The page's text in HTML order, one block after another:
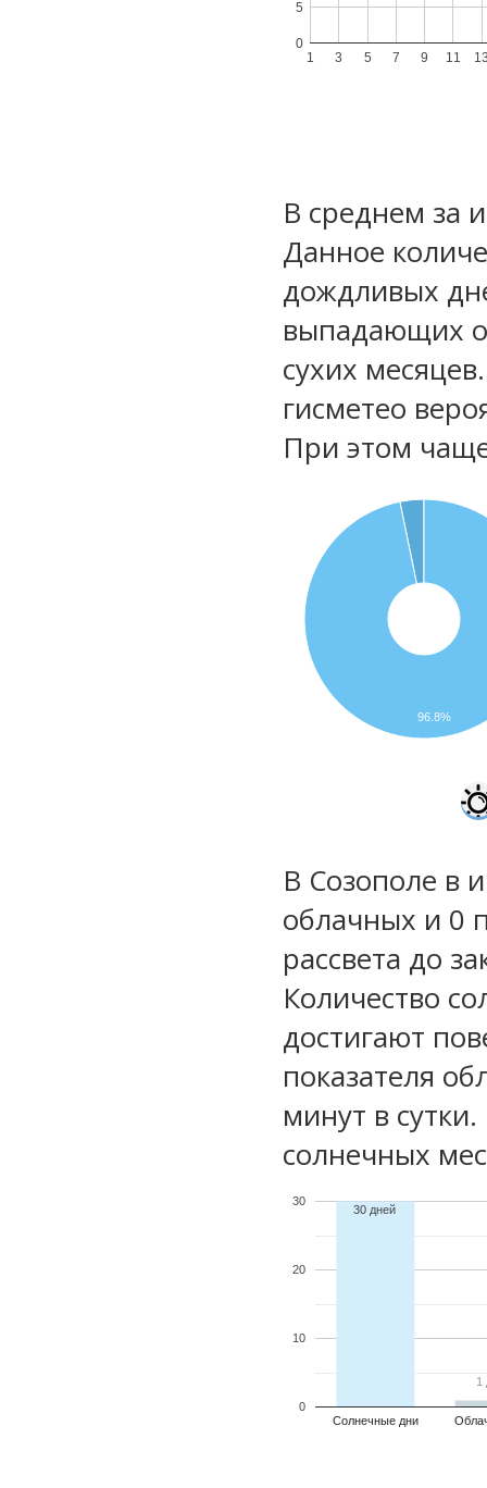
1 3 5 7 9 11
0
5
В среднем за
Данное
дождливых
выпадающих
сухих
гисметео
При этом
96.8%
В Созополе в
облачных и 0
рассвета до
Количество
достигают
показателя
минут в
солнечных
Солнечные дни
0
10
20
30
30 дней
1
1